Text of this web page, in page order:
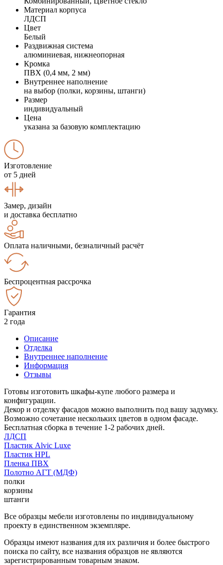
Материал корпуса
ЛДСП
Цвет
Белый
Раздвижная система
алюминиевая, нижнеопорная
Кромка
ПВХ (0,4 мм, 2 мм)
Внутреннее наполнение
на выбор (полки, корзины, штанги)
Размер
индивидуальный
Цена
указана за базовую комплектацию
Изготовление
от 5 дней
Замер, дизайн
и доставка бесплатно
Оплата наличными, безналичный расчёт
Беспроцентная рассрочка
Гарантия
2 года
Описание
Отделка
Внутреннее наполнение
Информация
Отзывы
Готовы изготовить шкафы-купе любого размера и
конфигурации.
Декор и отделку фасадов можно выполнить под вашу задумку.
Возможно сочетание нескольких цветов в одном фасаде.
Бесплатная сборка в течение 1-2 рабочих дней.
ЛДСП
Пластик Alvic Luxe
Пластик HPL
Пленка ПВХ
Полотно АГТ (МДФ)
полки
корзины
штанги
Все образцы мебели изготовлены по индивидуальному
проекту в единственном экземпляре.
Образцы имеют названия для их различия и более быстрого
поиска по сайту, все названия образцов не являются
зарегистрированным товарным знаком.